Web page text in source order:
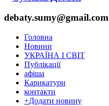
debaty.sumy@gmail.com
Головна
Новини
УКРАЇНА І СВІТ
Публікації
афіша
Карикатури
контакти
+Додати новину